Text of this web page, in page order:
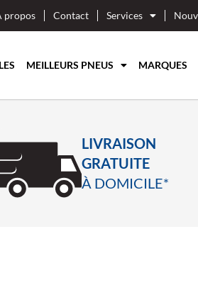
propos Contact Services
MEILLEURS PNEUS MARQUES
LIVRAISON
GRATUITE
À DOMICILE*